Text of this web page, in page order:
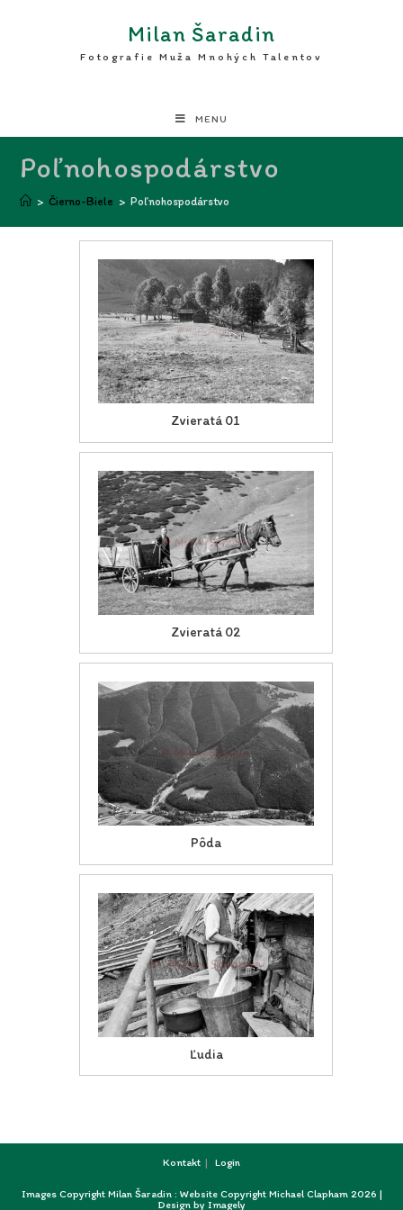
Milan Šaradin
Fotografie Muža Mnohých Talentov
MENU
Poľnohospodárstvo
> Čierno-Biele > Poľnohospodárstvo
Zvieratá 01
Zvieratá 02
Pôda
Ľudia
Kontakt Login
Images Copyright Milan Šaradin : Website Copyright Michael Clapham 2026 |
Design by Imagely